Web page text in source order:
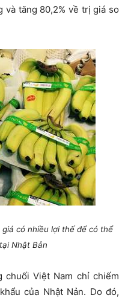
và tăng 80,2% về trị giá so
có nhiều lợi thế để có thể
Nhật Bản
chuối Việt Nam chỉ chiếm
của Nhật Nản. Do đó,